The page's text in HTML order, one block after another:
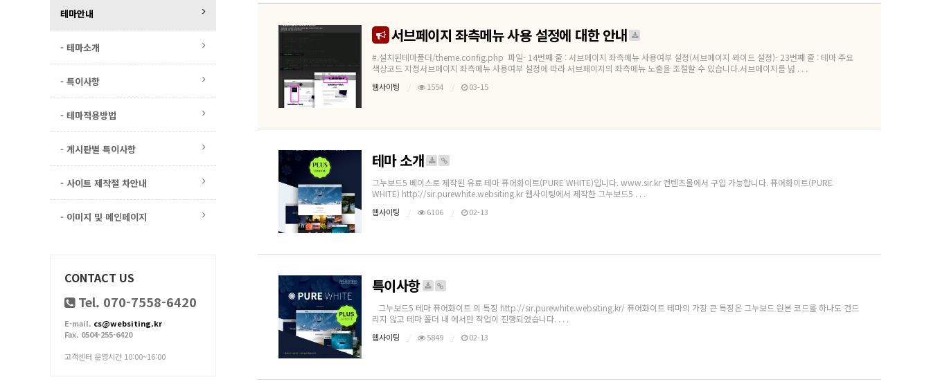
서브페이지 좌측메뉴 사용 설정에 대한 안내
#.설치된테마폴더/theme.config.php 파일- 14번째 줄 : 서브페이지 좌측메뉴 사용여부 설정(서브페이지 와이드 설정)- 23번째 줄 : 테마 주요
색상코드 지정서브페이지 좌측메뉴 사용여부 설정에 따라 서브페이지의 좌측메뉴 노출을 조절할 수 있습니다.서브페이지를 넓 . . .
웹사이팅 1554 03-15
테마 소개
그누보드5 베이스로 제작된 유료 테마 퓨어화이트(PURE WHITE)입니다. www.sir.kr 컨텐츠몰에서 구입 가능합니다. 퓨어화이트(PURE
WHITE) http://sir.purewhite.websiting.kr 웹사이팅에서 제작한 그누보드5 . . .
웹사이팅 6106 02-13
특이사항
그누보드5 테마 퓨어화이트 의 특징 http://sir.purewhite.websiting.kr/ 퓨어화이트 테마의 가장 큰 특징은 그누보드 원본 코드를 하나도 건드
리지 않고 테마 폴더 내 에서만 작업이 진행되었습니다. . . .
웹사이팅 5849 02-13
테마안내
- 테마소개
- 특이사항
- 테마적용방법
- 게시판별 특이사항
- 사이트 제작절 차안내
- 이미지 및 메인페이지
CONTACT US
Tel. 070-7558-6420
E-mail. cs@websiting.kr
Fax. 0504-255-6420
고객센터 운영시간 10:00~16:00